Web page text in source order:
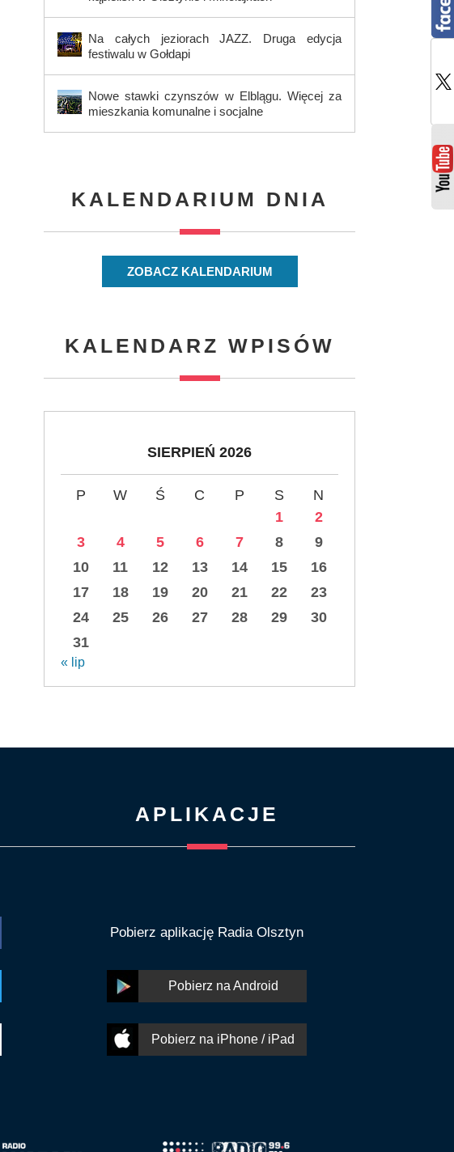
Na całych jeziorach JAZZ. Druga edycja
festiwalu w Gołdapi
Nowe stawki czynszów w Elblągu. Więcej za
mieszkania komunalne i socjalne
KALENDARIUM DNIA
ZOBACZ KALENDARIUM
KALENDARZ WPISÓW
SIERPIEŃ 2026
P W Ś C P S
N
1
2
3
4 5 6 7 8
9
10
11 12 13 14 15
16
17
18 19 20 21 22
23
24
25 26 27 28 29
30
31
« lip
APLIKACJE
Pobierz aplikację Radia Olsztyn
Pobierz na Android
Pobierz na iPhone / iPad